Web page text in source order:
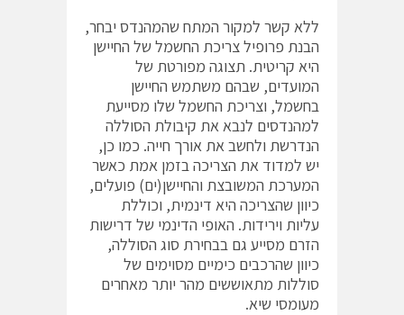
ללא קשר למקור המתח שהמהנדס יבחר,
הבנת פרופיל צריכת החשמל של החיישן
היא קריטית. תצוגה מפורטת של
המועדים, שבהם משתמש החיישן
בחשמל, וצריכת החשמל שלו מסייעת
למהנדסים לנבא את קיבולת הסוללה
הנדרשת ולחשב את אורך חייה. כמו כן,
יש למדוד את הצריכה בזמן אמת כאשר
המערכת המשובצת והחיישן(ים) פועלים,
כיוון שהצריכה היא דינמית, וכוללת
עליות וירידות. האופי הדינמי של דרישות
הזרם מסייע גם בבחירת סוג הסוללה,
כיוון שהרכבים כימיים מסוימים של
סוללות מתאוששים מהר יותר מאחרים
מעומסי שיא.